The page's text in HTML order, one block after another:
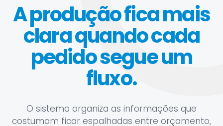
A produção fica mais
clara quando cada
pedido segue um
fluxo.
O sistema organiza as informações que
costumam ficar espalhadas entre orçamento,